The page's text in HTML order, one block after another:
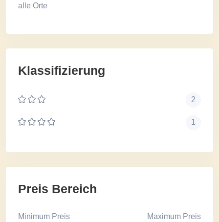
alle Orte
Klassifizierung
2
1
Preis Bereich
Minimum Preis Maximum Preis